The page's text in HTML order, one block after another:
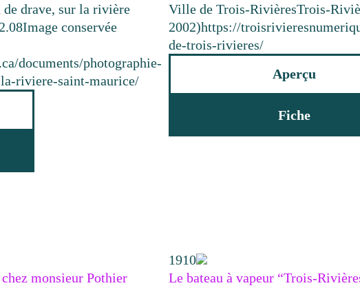
de drave, sur la rivière
Image conservée
documents/photographie-
riviere-saint-maurice/
Ville de Trois-RivièresTrois-
2002)https://
de-trois-rivieres/
Aperçu
Fiche
monsieur Pothier
1910
Le bateau à vapeur “Trois-